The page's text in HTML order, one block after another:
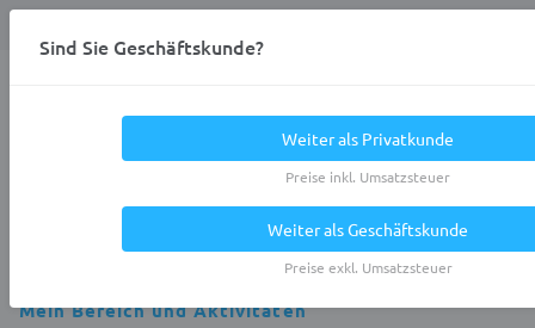
Mein Bereich und Aktivitäten
Sind Sie Geschäftskunde?
Weiter als Privatkunde
Preise inkl. Umsatzsteuer
Weiter als Geschäftskunde
Preise exkl. Umsatzsteuer